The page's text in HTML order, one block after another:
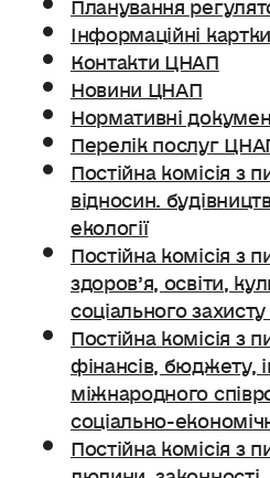
Інформаційні
Контакти ЦНАП
Новини ЦНАП
Нормативні
Перелік послуг
Постійна комісія з
відносин.
екології
Постійна комісія з
здоров’я, освіти,
соціального
Постійна комісія з
фінансів, бюджету,
міжнародного
соціально-
Постійна комісія з